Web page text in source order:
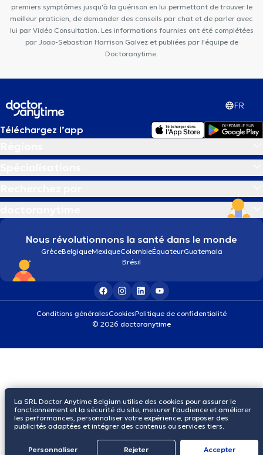
premiers symptômes jusqu'à la guérison en lui permettant de trouver le
meilleur praticien, de demander des conseils par chat et de parler avec
lui par Vidéo Consultation. Les informations fournies ont été complétées
par Joao-Sebastian Harrison Galvez et publiées par l'équipe de
Doctoranytime.
FR
Téléchargez l’app
Nous révolutionnons la santé dans le monde
GrèceBelgiqueMexiqueColombieÉquateurGuatemala
Brésil
Conditions généralesCookiesPolitique de confidentialité
© 2026 doctoranytime
La SRL Doctor Anytime Belgium utilise des cookies pour assurer le
fonctionnement et la sécurité du site, mesurer l’audience et améliorer
les performances, personnaliser votre expérience, proposer des
publicités adaptées et intégrer des contenus ou services tiers.
Personnaliser Rejeter Αccepter